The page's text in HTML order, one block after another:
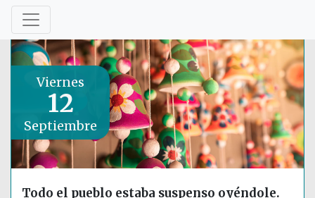
Viernes
12
Septiembre
Todo el pueblo estaba suspenso oyéndole.